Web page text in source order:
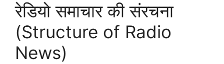
रेडियो समाचार की संरचना
(Structure of Radio
News)